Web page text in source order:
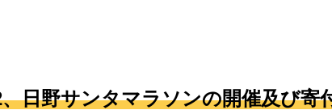
日野サンタマラソンの開催及び寄